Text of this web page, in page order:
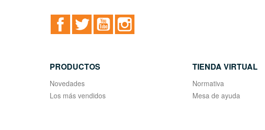
FacebookTwitter YouTube
PRODUCTOS
Novedades
Los más vendidos
TIENDA VIRTUAL
Normativa
Mesa de ayuda